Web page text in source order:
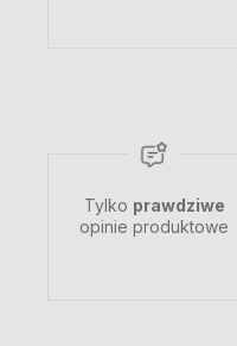
Tylko prawdziwe
opinie produktowe